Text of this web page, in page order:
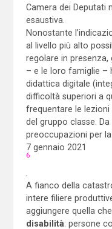
Camera dei Deputati
esaustiva.
Nonostante
al livello più alto
regolare in presenza,
– e le loro famiglie –
didattica digitale
difficoltà superiori a
frequentare le lezioni
del gruppo classe.
preoccupazioni per
7 gennaio 2021
6
A fianco della
intere filiere
aggiungere quella
disabilità: persone